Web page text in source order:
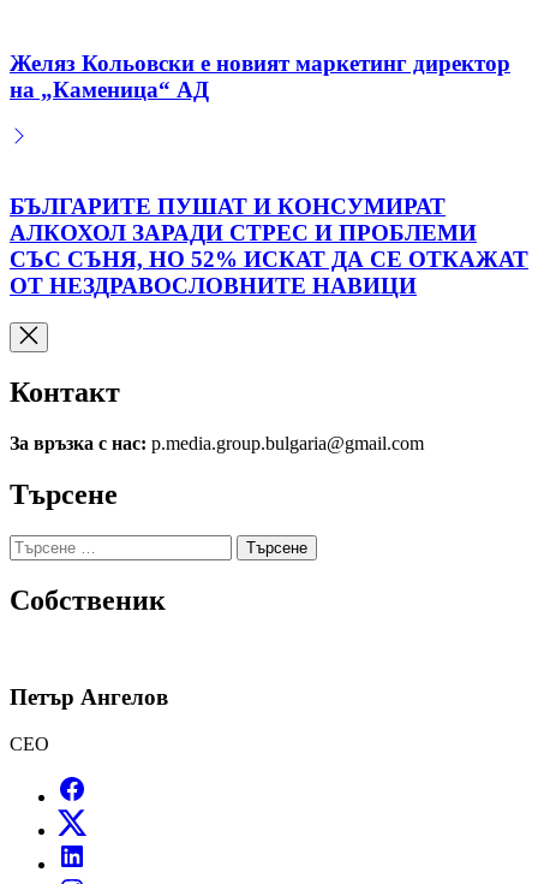
Желяз Кольовски е новият маркетинг директор
на „Каменица“ АД
БЪЛГАРИТЕ ПУШАТ И КОНСУМИРАТ
АЛКОХОЛ ЗАРАДИ СТРЕС И ПРОБЛЕМИ
СЪС СЪНЯ, НО 52% ИСКАТ ДА СЕ ОТКАЖАТ
ОТ НЕЗДРАВОСЛОВНИТЕ НАВИЦИ
Контакт
За връзка с нас: p.media.group.bulgaria@gmail.com
Търсене
Търсене
за:
Собственик
Петър Ангелов
CEO